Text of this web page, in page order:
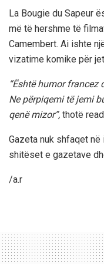
La Bougie du Sapeur
më të hershme të
Camembert. Ai ishte
vizatime komike për
“Është humor francez
Ne përpiqemi të jemi
qenë mizor”, thotë
Gazeta nuk shfaqet
shitëset e gazetave
/a.r